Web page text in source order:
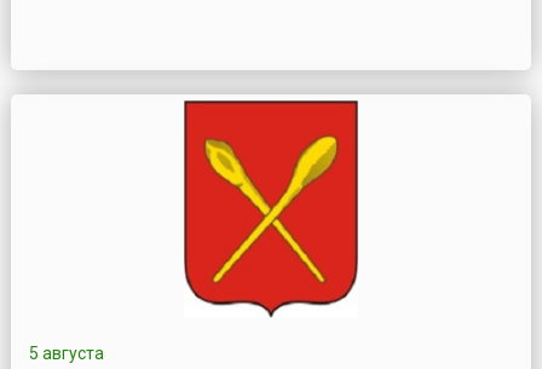
5 августа